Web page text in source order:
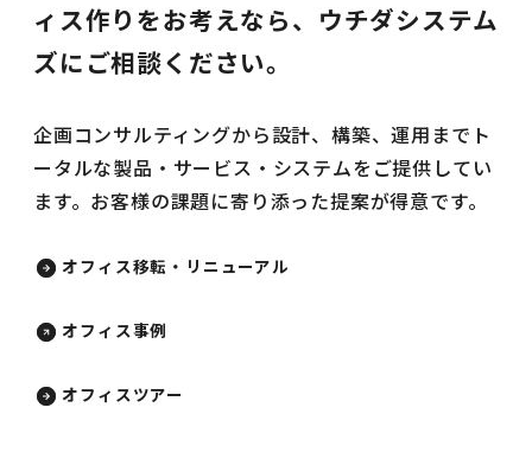
ィス作りをお考えなら、ウチダシステム
ズにご相談ください。
企画コンサルティングから設計、構築、運用までト
ータルな製品・サービス・システムをご提供してい
ます。お客様の課題に寄り添った提案が得意です。
オフィス移転・リニューアル
オフィス事例
オフィスツアー